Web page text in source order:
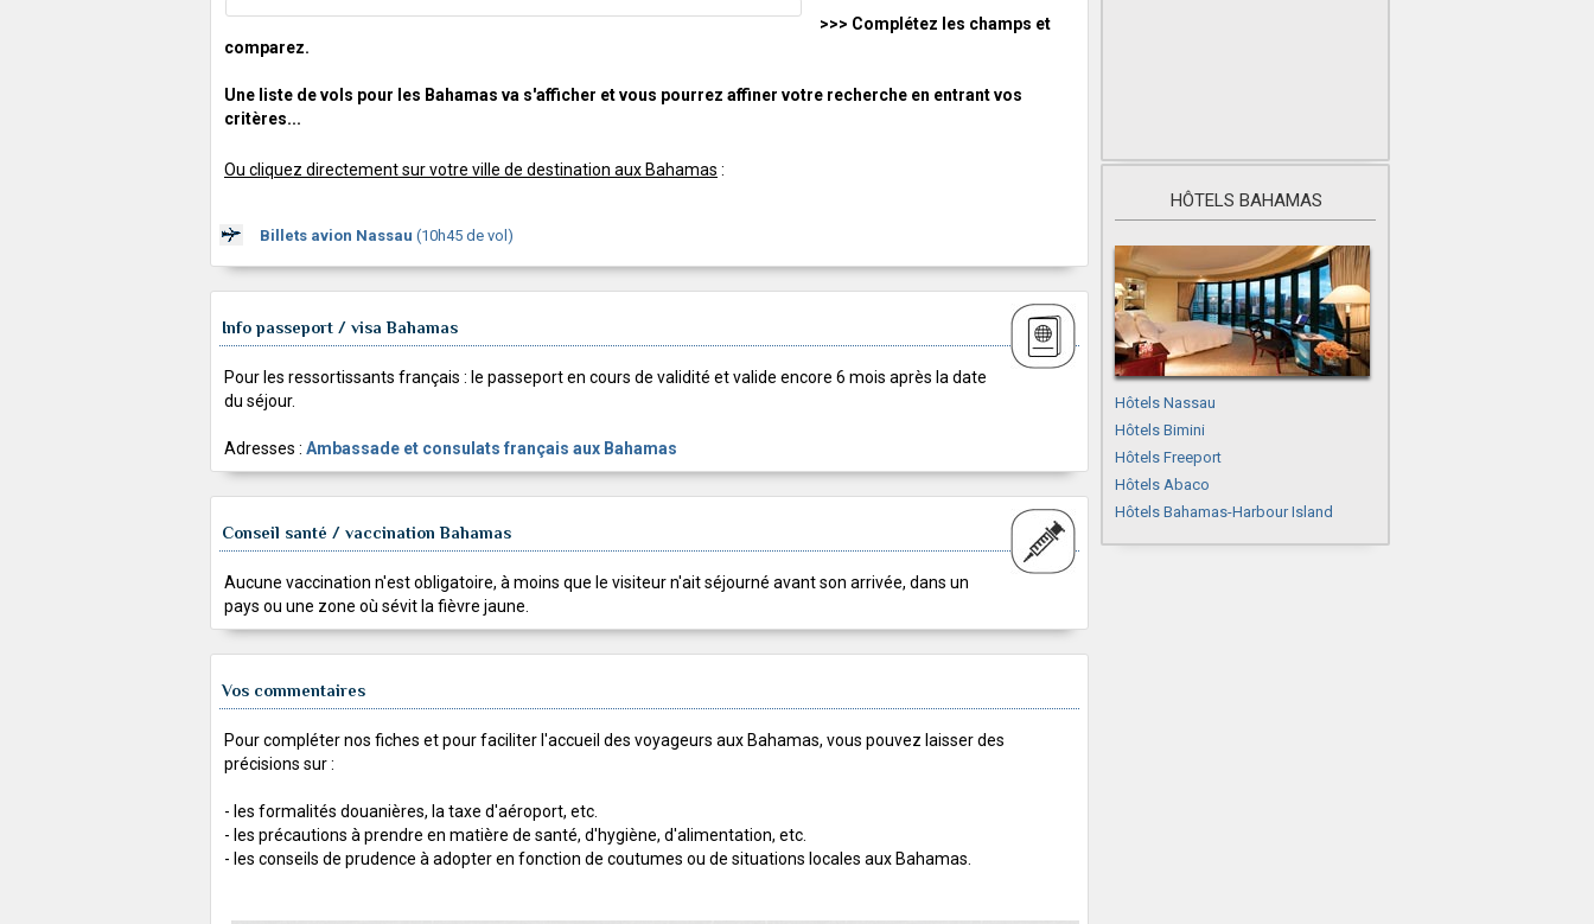
>>> Complétez les champs et
comparez.
Une liste de vols pour les Bahamas va s'afficher et vous pourrez affiner votre recherche en entrant vos
critères...
Ou cliquez directement sur votre ville de destination aux Bahamas :
Billets avion Nassau (10h45 de vol)
Info passeport / visa Bahamas
Pour les ressortissants français : le passeport en cours de validité et valide encore 6 mois après la date
du séjour.
Adresses : Ambassade et consulats français aux Bahamas
Conseil santé / vaccination Bahamas
Aucune vaccination n'est obligatoire, à moins que le visiteur n'ait séjourné avant son arrivée, dans un
pays ou une zone où sévit la fièvre jaune.
Vos commentaires
Pour compléter nos fiches et pour faciliter l'accueil des voyageurs aux Bahamas, vous pouvez laisser des
précisions sur :
- les formalités douanières, la taxe d'aéroport, etc.
- les précautions à prendre en matière de santé, d'hygiène, d'alimentation, etc.
- les conseils de prudence à adopter en fonction de coutumes ou de situations locales aux Bahamas.
HÔTELS BAHAMAS
Hôtels Nassau
Hôtels Bimini
Hôtels Freeport
Hôtels Abaco
Hôtels Bahamas-Harbour Island